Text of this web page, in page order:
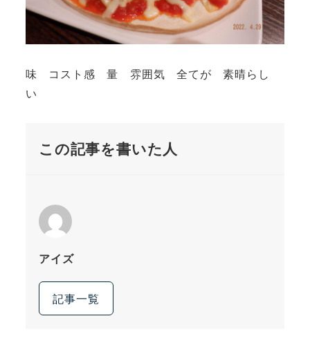
味 コスト感 量 雰囲気 全てが 素晴らし
い
この記事を書いた人
アイズ
記事一覧